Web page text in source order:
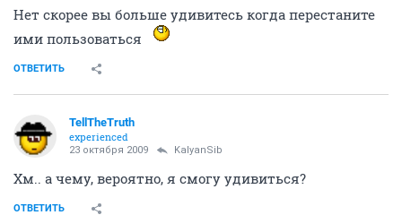
Нет скорее вы больше удивитесь когда перестаните
ими пользоваться
ОТВЕТИТЬ
TellTheTruth
experienced
23 октября 2009 KalyanSib
Хм.. а чему, вероятно, я смогу удивиться?
ОТВЕТИТЬ